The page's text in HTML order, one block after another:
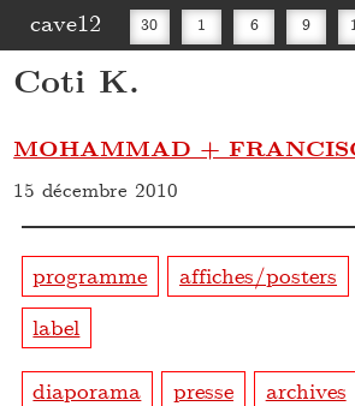
cave12 30 1 6 9
Coti K.
MOHAMMAD +
15 décembre 2010
programme affiches/posters
label
diaporama presse archives